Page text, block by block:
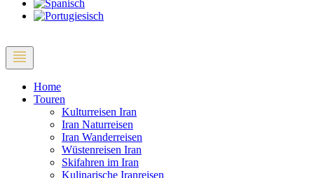
Home
Touren
Kulturreisen Iran
Iran Naturreisen
Iran Wanderreisen
Wüstenreisen Iran
Skifahren im Iran
Kulinarische Iranreisen